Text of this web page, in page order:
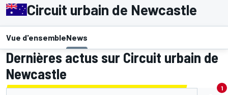
Circuit urbain de Newcastle
Vue d'ensembleNews
Dernières actus sur Circuit urbain de
Newcastle
1